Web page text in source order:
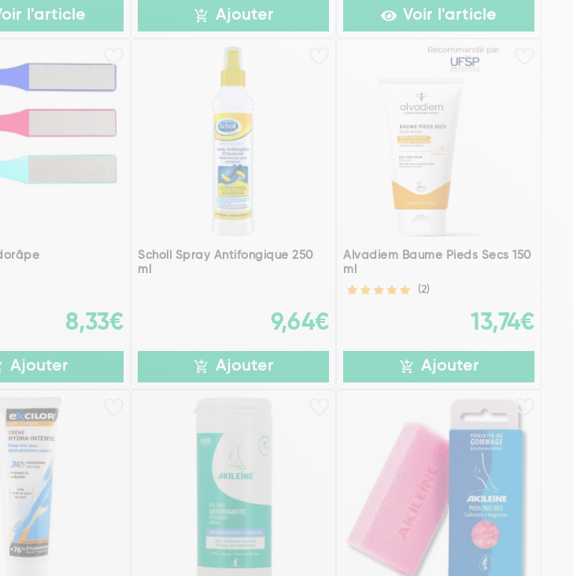
l'article Ajouter Voir l'article
8,33€
Ajouter
Scholl Spray Antifongique 250
ml
9,64€
Ajouter
Alvadiem Baume Pieds Secs 150
ml
(2)
13,74€
Ajouter